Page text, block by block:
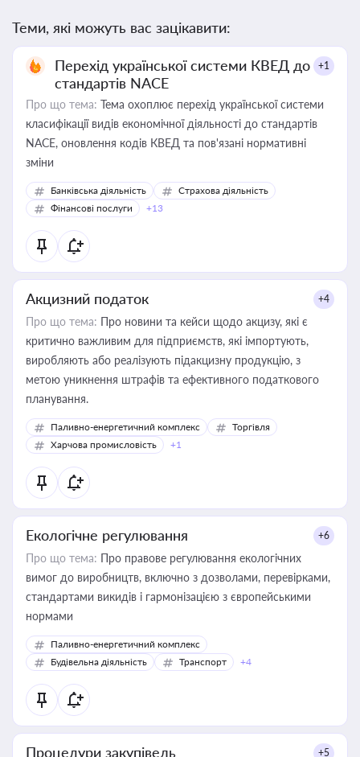
Теми, які можуть вас зацікавити:
Перехід української системи КВЕД до
стандартів NACE
+1
Про що тема: Тема охоплює перехід української системи
класифікації видів економічної діяльності до стандартів
NACE, оновлення кодів КВЕД та пов'язані нормативні
зміни
Банківська діяльність
Страхова діяльність
Фінансові послуги
+13
Акцизний податок +4
Про що тема: Про новини та кейси щодо акцизу, які є
критично важливим для підприємств, які імпортують,
виробляють або реалізують підакцизну продукцію, з
метою уникнення штрафів та ефективного податкового
планування.
Паливно-енергетичний комплекс
Торгівля
Харчова промисловість
+1
Екологічне регулювання +6
Про що тема: Про правове регулювання екологічних
вимог до виробництв, включно з дозволами, перевірками,
стандартами викидів і гармонізацією з європейськими
нормами
Паливно-енергетичний комплекс
Будівельна діяльність
Транспорт +4
Процедури закупівель +5